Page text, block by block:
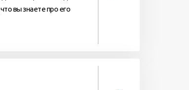
вы знаете про его